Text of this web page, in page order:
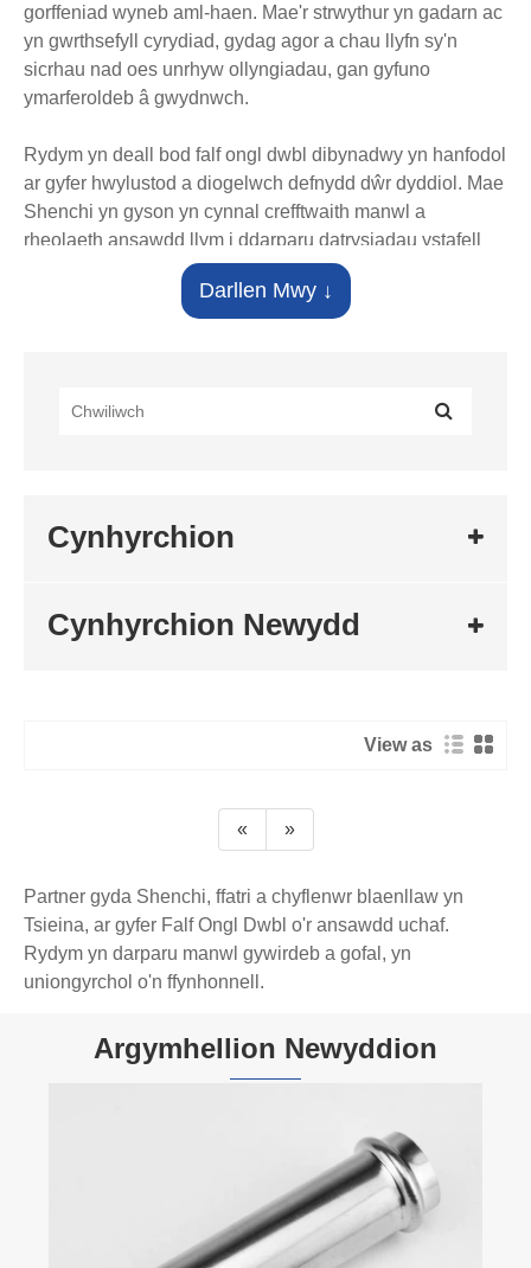
gorffeniad wyneb aml-haen. Mae'r strwythur yn gadarn ac
yn gwrthsefyll cyrydiad, gydag agor a chau llyfn sy'n
sicrhau nad oes unrhyw ollyngiadau, gan gyfuno
ymarferoldeb â gwydnwch.
Rydym yn deall bod falf ongl dwbl dibynadwy yn hanfodol
ar gyfer hwylustod a diogelwch defnydd dŵr dyddiol. Mae
Shenchi yn gyson yn cynnal crefftwaith manwl a
rheolaeth ansawdd llym i ddarparu datrysiadau ystafell
ymolchi i gwsmeriaid byd-eang sy'n cynnig perfformiad
sefydlog a gosodiad hawdd.
integreiddio dau switsh rheoli annibynnol i un corff, fel
rheolaeth ar wahân ar bob llinell ddŵr.
1. Un Cilfach, Dwy Allfa
Mae un fewnfa ddŵr ar yr un pryd yn cysylltu â dwy
ganiatáu cau unigol ar gyfer cynnal a chadw.
Yn dileu'r angen am ffitiad ti ychwanegol, gan arwain at
waith plymio glanach a symlach.
Mae'n hwyluso glanhau'r toiled neu'r ystafell ymolchi yn
hawdd.
Paramedrau Cynnyrch
Math Falf Ongl Falf Ongl Dwbl
PN16
G3/8, G1/2, G3/4
Pres, SUS304, SUS316L
Darllen Mwy ↓
Cynhyrchion
Cynhyrchion Newydd
View as
« »
Partner gyda Shenchi, ffatri a chyflenwr blaenllaw yn
Tsieina, ar gyfer Falf Ongl Dwbl o'r ansawdd uchaf.
Rydym yn darparu manwl gywirdeb a gofal, yn
uniongyrchol o'n ffynhonnell.
Argymhellion Newyddion